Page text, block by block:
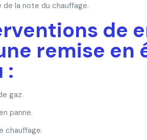
la note du chauffage.
de
remise
:
gaz.
panne.
chauffage.